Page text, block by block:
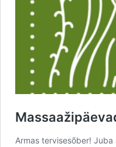
Armas tervisesõber!